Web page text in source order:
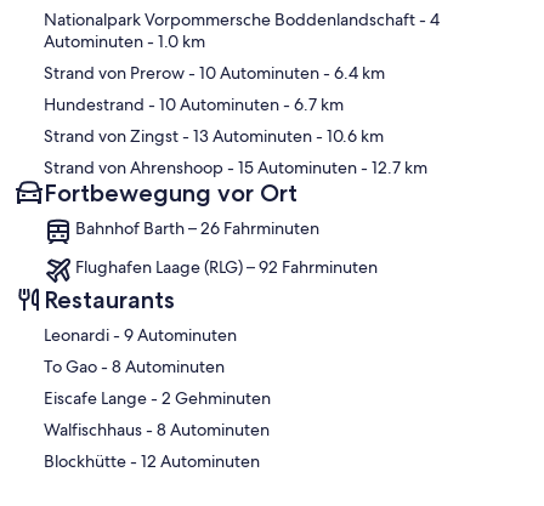
Nationalpark Vorpommersche Boddenlandschaft- 4
Autominuten- 1.0 km
Strand von Prerow- 10 Autominuten- 6.4 km
Hundestrand - 10 Autominuten- 6.7 km
Strand von Zingst- 13 Autominuten- 10.6 km
Strand von Ahrenshoop- 15 Autominuten- 12.7 km
Fortbewegung vor Ort
Bahnhof Barth – 26 Fahrminuten
Flughafen Laage (RLG) – 92 Fahrminuten
Restaurants
‪Leonardi - ‬9 Autominuten
‪To Gao - ‬8 Autominuten
‪Eiscafe Lange - ‬2 Gehminuten
‪Walfischhaus - ‬8 Autominuten
‪Blockhütte - ‬12 Autominuten